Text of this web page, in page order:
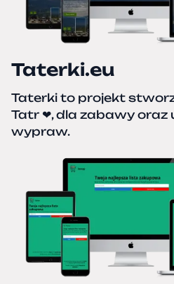
Taterki.eu
Taterki to projekt
Tatr ❤, dla zabawy oraz
wypraw.